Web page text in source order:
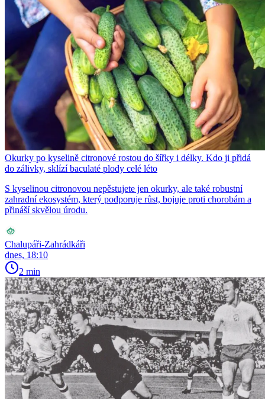
Okurky po kyselině citronové rostou do šířky i délky. Kdo ji přidá
do zálivky, sklízí baculaté plody celé léto
S kyselinou citronovou nepěstujete jen okurky, ale také robustní
zahradní ekosystém, který podporuje růst, bojuje proti chorobám a
přináší skvělou úrodu.
Chalupáři-Zahrádkáři
dnes, 18:10
2 min